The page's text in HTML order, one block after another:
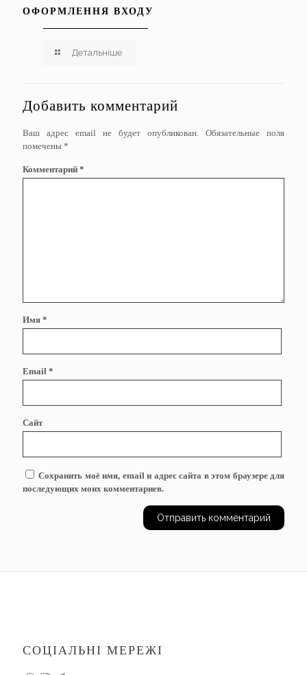
ОФОРМЛЕННЯ ВХОДУ
Детальніше
Добавить комментарий
Ваш адрес email не будет опубликован.
Обязательные поля
помечены *
Комментарий *
Имя *
Email *
Сайт
Сохранить моё имя, email и адрес сайта в этом браузере для
последующих моих комментариев.
СОЦІАЛЬНІ МЕРЕЖІ